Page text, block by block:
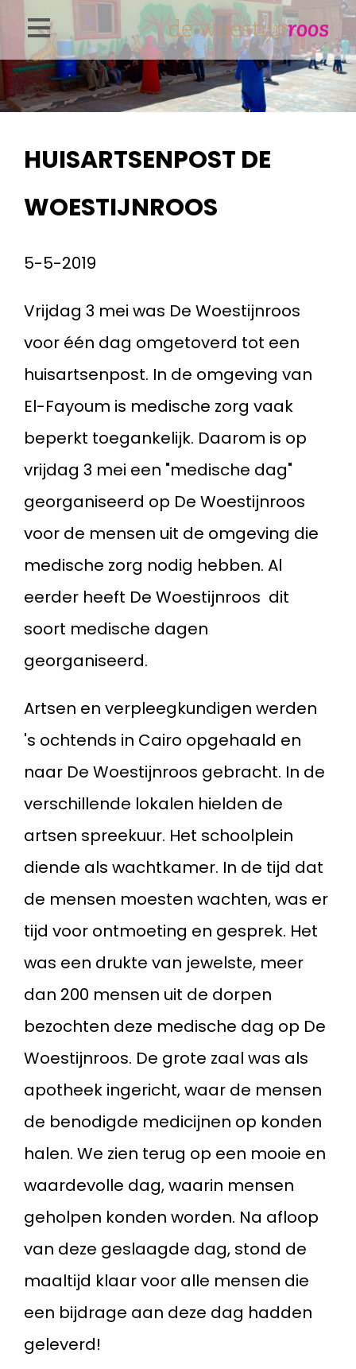
Overslaan
naar
de
gaanHUISARTSENPOST DE
WOESTIJNROOS
5-5-2019
Vrijdag 3 mei was De Woestijnroos
voor één dag omgetoverd tot een
huisartsenpost. In de omgeving van
El-Fayoum is medische zorg vaak
beperkt toegankelijk. Daarom is op
vrijdag 3 mei een "medische dag"
georganiseerd op De Woestijnroos
voor de mensen uit de omgeving die
medische zorg nodig hebben. Al
eerder heeft De Woestijnroos dit
soort medische dagen
georganiseerd.
Artsen en verpleegkundigen werden
's ochtends in Cairo opgehaald en
naar De Woestijnroos gebracht. In de
verschillende lokalen hielden de
artsen spreekuur. Het schoolplein
diende als wachtkamer. In de tijd dat
de mensen moesten wachten, was er
tijd voor ontmoeting en gesprek. Het
was een drukte van jewelste, meer
dan 200 mensen uit de dorpen
bezochten deze medische dag op De
Woestijnroos. De grote zaal was als
apotheek ingericht, waar de mensen
de benodigde medicijnen op konden
halen. We zien terug op een mooie en
waardevolle dag, waarin mensen
geholpen konden worden. Na afloop
van deze geslaagde dag, stond de
maaltijd klaar voor alle mensen die
een bijdrage aan deze dag hadden
geleverd!